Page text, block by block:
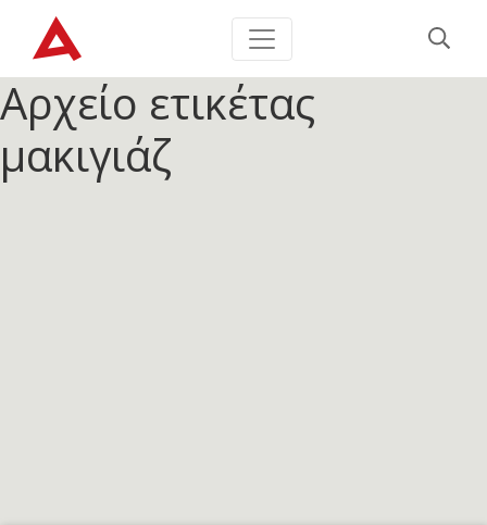
Αρχείο ετικέτας
μακιγιάζ